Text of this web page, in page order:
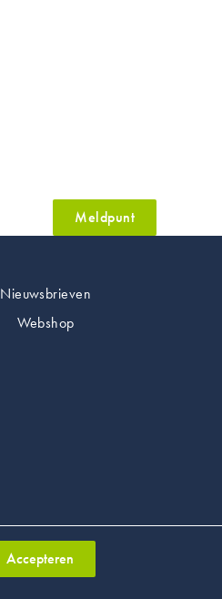
Meldpunt
Nieuwsbrieven
Webshop
Accepteren